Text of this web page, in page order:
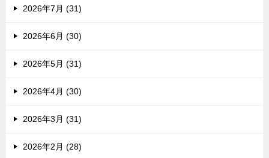
2026年7月 (31)
2026年6月 (30)
2026年5月 (31)
2026年4月 (30)
2026年3月 (31)
2026年2月 (28)